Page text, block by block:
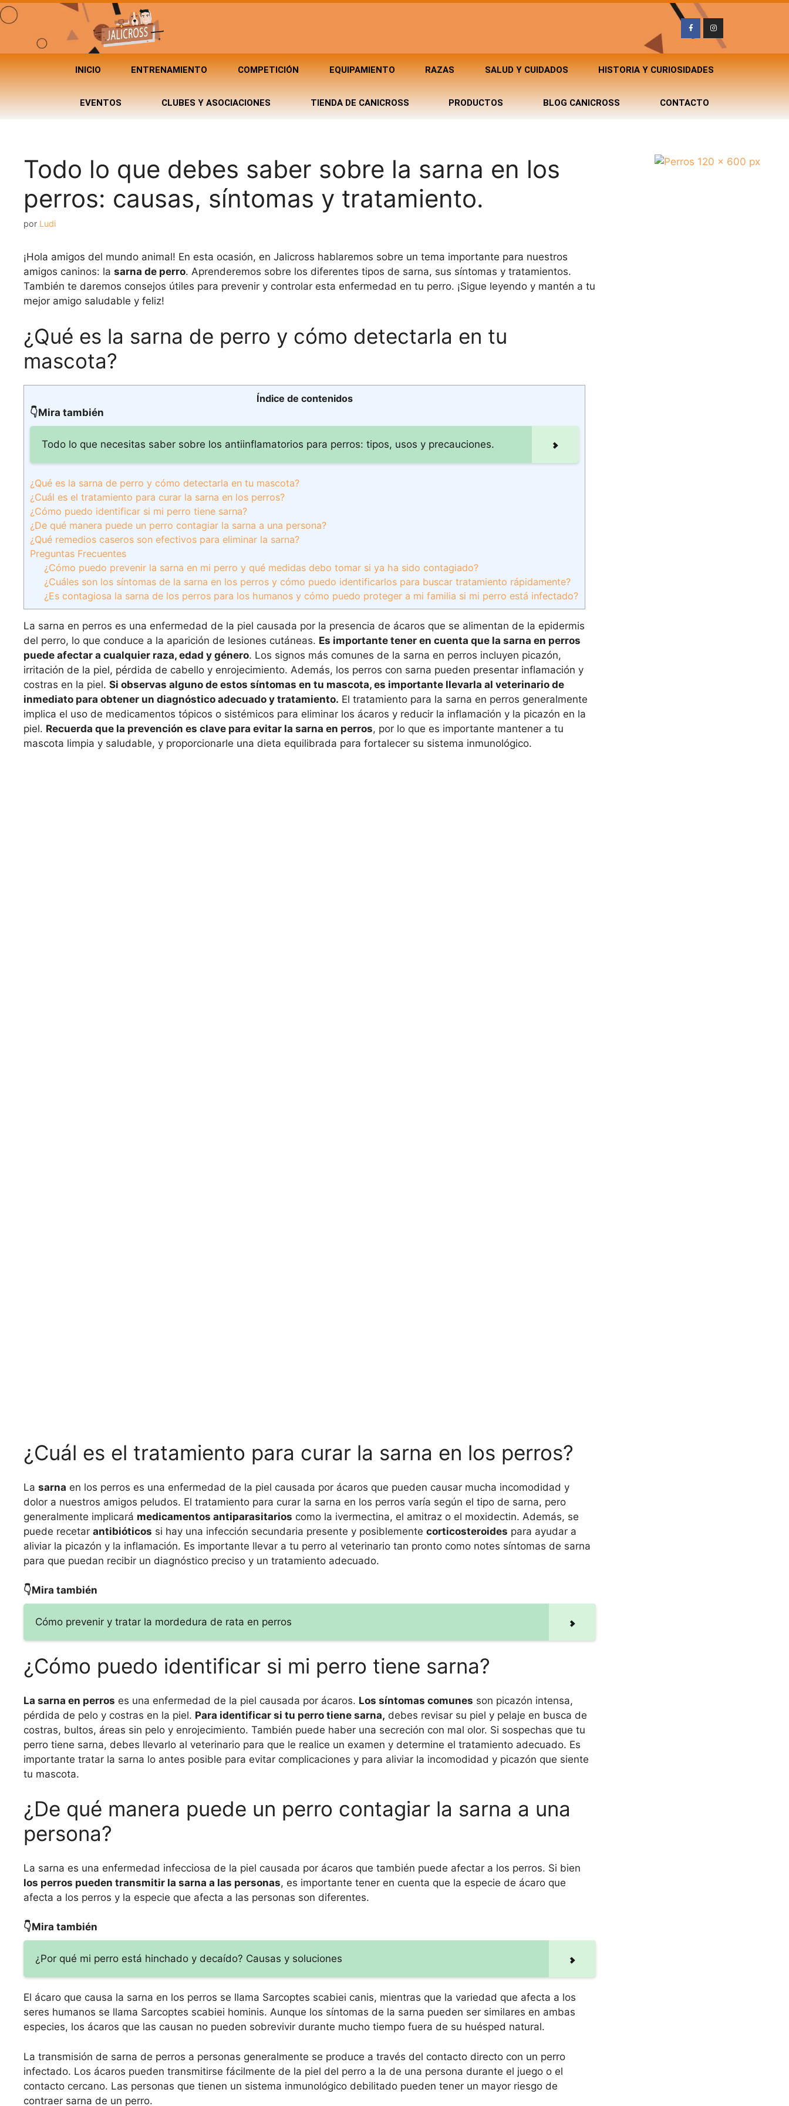
INICIO ENTRENAMIENTO COMPETICIÓN EQUIPAMIENTO RAZAS SALUD Y CUIDADOS HISTORIA Y CURIOSIDADES
EVENTOS CLUBES Y ASOCIACIONES TIENDA DE CANICROSS PRODUCTOS BLOG CANICROSS CONTACTO
Todo lo que debes saber sobre la sarna en los
perros: causas, síntomas y tratamiento.
por Ludi
¡Hola amigos del mundo animal! En esta ocasión, en Jalicross hablaremos sobre un tema importante para nuestros
amigos caninos: la sarna de perro. Aprenderemos sobre los diferentes tipos de sarna, sus síntomas y tratamientos.
También te daremos consejos útiles para prevenir y controlar esta enfermedad en tu perro. ¡Sigue leyendo y mantén a tu
mejor amigo saludable y feliz!
¿Qué es la sarna de perro y cómo detectarla en tu
mascota?
Índice de contenidos
👇Mira también
Todo lo que necesitas saber sobre los antiinflamatorios para perros: tipos, usos y precauciones.
¿Qué es la sarna de perro y cómo detectarla en tu mascota?
¿Cuál es el tratamiento para curar la sarna en los perros?
¿Cómo puedo identificar si mi perro tiene sarna?
¿De qué manera puede un perro contagiar la sarna a una persona?
¿Qué remedios caseros son efectivos para eliminar la sarna?
Preguntas Frecuentes
¿Cómo puedo prevenir la sarna en mi perro y qué medidas debo tomar si ya ha sido contagiado?
¿Cuáles son los síntomas de la sarna en los perros y cómo puedo identificarlos para buscar tratamiento rápidamente?
¿Es contagiosa la sarna de los perros para los humanos y cómo puedo proteger a mi familia si mi perro está infectado?
La sarna en perros es una enfermedad de la piel causada por la presencia de ácaros que se alimentan de la epidermis
del perro, lo que conduce a la aparición de lesiones cutáneas. Es importante tener en cuenta que la sarna en perros
puede afectar a cualquier raza, edad y género. Los signos más comunes de la sarna en perros incluyen picazón,
irritación de la piel, pérdida de cabello y enrojecimiento. Además, los perros con sarna pueden presentar inflamación y
costras en la piel. Si observas alguno de estos síntomas en tu mascota, es importante llevarla al veterinario de
inmediato para obtener un diagnóstico adecuado y tratamiento. El tratamiento para la sarna en perros generalmente
implica el uso de medicamentos tópicos o sistémicos para eliminar los ácaros y reducir la inflamación y la picazón en la
piel. Recuerda que la prevención es clave para evitar la sarna en perros, por lo que es importante mantener a tu
mascota limpia y saludable, y proporcionarle una dieta equilibrada para fortalecer su sistema inmunológico.
¿Cuál es el tratamiento para curar la sarna en los perros?
La sarna en los perros es una enfermedad de la piel causada por ácaros que pueden causar mucha incomodidad y
dolor a nuestros amigos peludos. El tratamiento para curar la sarna en los perros varía según el tipo de sarna, pero
generalmente implicará medicamentos antiparasitarios como la ivermectina, el amitraz o el moxidectin. Además, se
puede recetar antibióticos si hay una infección secundaria presente y posiblemente corticosteroides para ayudar a
aliviar la picazón y la inflamación. Es importante llevar a tu perro al veterinario tan pronto como notes síntomas de sarna
para que puedan recibir un diagnóstico preciso y un tratamiento adecuado.
👇Mira también
Cómo prevenir y tratar la mordedura de rata en perros
¿Cómo puedo identificar si mi perro tiene sarna?
La sarna en perros es una enfermedad de la piel causada por ácaros. Los síntomas comunes son picazón intensa,
pérdida de pelo y costras en la piel. Para identificar si tu perro tiene sarna, debes revisar su piel y pelaje en busca de
costras, bultos, áreas sin pelo y enrojecimiento. También puede haber una secreción con mal olor. Si sospechas que tu
perro tiene sarna, debes llevarlo al veterinario para que le realice un examen y determine el tratamiento adecuado. Es
importante tratar la sarna lo antes posible para evitar complicaciones y para aliviar la incomodidad y picazón que siente
tu mascota.
¿De qué manera puede un perro contagiar la sarna a una
persona?
La sarna es una enfermedad infecciosa de la piel causada por ácaros que también puede afectar a los perros. Si bien
los perros pueden transmitir la sarna a las personas, es importante tener en cuenta que la especie de ácaro que
afecta a los perros y la especie que afecta a las personas son diferentes.
👇Mira también
¿Por qué mi perro está hinchado y decaído? Causas y soluciones
El ácaro que causa la sarna en los perros se llama Sarcoptes scabiei canis, mientras que la variedad que afecta a los
seres humanos se llama Sarcoptes scabiei hominis. Aunque los síntomas de la sarna pueden ser similares en ambas
especies, los ácaros que las causan no pueden sobrevivir durante mucho tiempo fuera de su huésped natural.
La transmisión de sarna de perros a personas generalmente se produce a través del contacto directo con un perro
infectado. Los ácaros pueden transmitirse fácilmente de la piel del perro a la de una persona durante el juego o el
contacto cercano. Las personas que tienen un sistema inmunológico debilitado pueden tener un mayor riesgo de
contraer sarna de un perro.